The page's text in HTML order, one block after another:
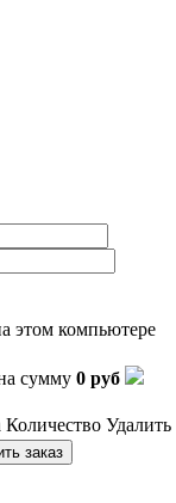
этом компьютере
сумму 0 руб
Количество Удалить
заказ